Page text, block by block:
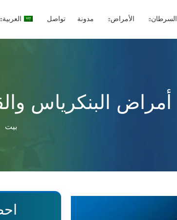
السرطان الأمراض مدونة تواصل العربية
أمراض البنكرياس
بيت